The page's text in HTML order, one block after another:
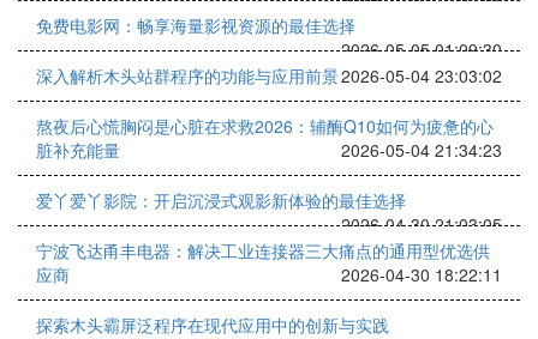
免费电影网：畅享海量影视资源的最佳选择
2026-05-05 01:09:30
深入解析木头站群程序的功能与应用前景2026-05-04 23:03:02
熬夜后心慌胸闷是心脏在求救2026：辅酶Q10如何为疲惫的心
脏补充能量
2026-05-04 21:34:23
爱丫爱丫影院：开启沉浸式观影新体验的最佳选择
2026-04-30 21:03:05
宁波飞达甬丰电器：解决工业连接器三大痛点的通用型优选供
应商
2026-04-30 18:22:11
探索木头霸屏泛程序在现代应用中的创新与实践